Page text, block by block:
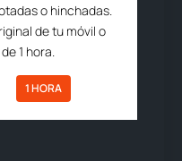
o hinchadas.
de tu móvil o
1 hora.
1 HORA